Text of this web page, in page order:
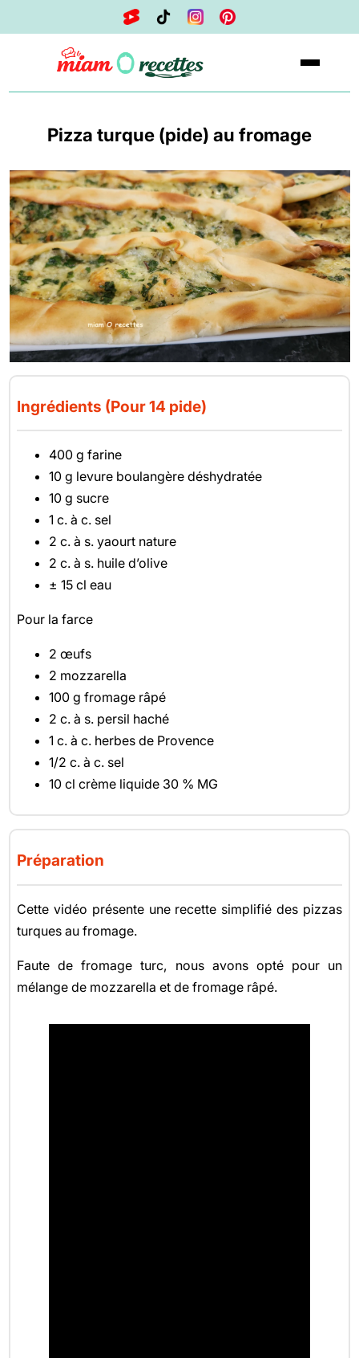
Pizza turque (pide) au fromage
Ingrédients (Pour 14 pide)
400 g farine
10 g levure boulangère déshydratée
10 g sucre
1 c. à c. sel
2 c. à s. yaourt nature
2 c. à s. huile d’olive
± 15 cl eau
Pour la farce
2 œufs
2 mozzarella
100 g fromage râpé
2 c. à s. persil haché
1 c. à c. herbes de Provence
1/2 c. à c. sel
10 cl crème liquide 30 % MG
Préparation
Cette vidéo présente une recette simplifié des pizzas
turques au fromage.
Faute de fromage turc, nous avons opté pour un
mélange de mozzarella et de fromage râpé.